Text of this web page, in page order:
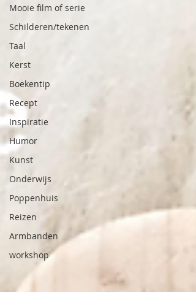
Mooie film of serie
Schilderen/tekenen
Taal
Kerst
Boekentip
Recept
Inspiratie
Humor
Kunst
Onderwijs
Poppenhuis
Reizen
Armbanden
workshop